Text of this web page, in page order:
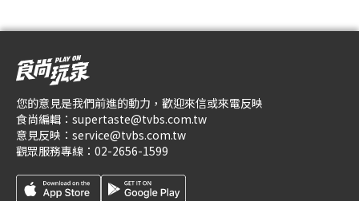
您的意見是我們前進的動力，歡迎來信或來電反映
食尚編輯： supertaste@tvbs.com.tw
意見反映： service@tvbs.com.tw
觀眾服務專線： 02-2656-1599